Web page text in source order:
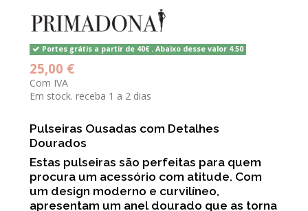
Portes grátis a partir de 40€ . Abaixo desse valor 4.50
25,00 €
Com IVA
Em stock. receba 1 a 2 dias
Pulseiras Ousadas com Detalhes
Dourados
Estas pulseiras são perfeitas para quem
procura um acessório com atitude. Com
um design moderno e curvilíneo,
apresentam um anel dourado que as torna